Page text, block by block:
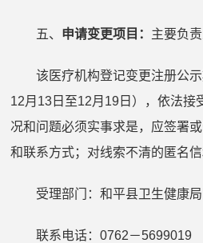
五、 申请变更项目： 主要负
该医疗机构登记变更注册公示
12月 13 日至12月 19 日），依法接
况和问题必须实事求是，应签署
和联系方式；对线索不清的匿名
受理部门：和平县卫生健康局
联系电话：0762－5699019